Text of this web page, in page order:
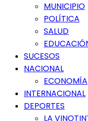
MUNICIPIO
POLÍTICA
SALUD
SUCESOS
NACIONAL
ECONOMÍA
INTERNACIONAL
DEPORTES
LA